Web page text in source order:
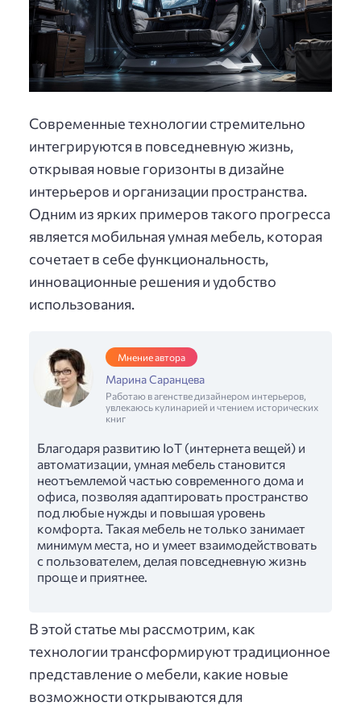
Современные технологии стремительно
интегрируются в повседневную жизнь,
открывая новые горизонты в дизайне
интерьеров и организации пространства.
Одним из ярких примеров такого прогресса
является мобильная умная мебель, которая
сочетает в себе функциональность,
инновационные решения и удобство
использования.
Мнение автора
Марина Саранцева
Работаю в агенстве дизайнером интерьеров,
увлекаюсь кулинарией и чтением исторических
книг
Благодаря развитию IoT (интернета вещей) и
автоматизации, умная мебель становится
неотъемлемой частью современного дома и
офиса, позволяя адаптировать пространство
под любые нужды и повышая уровень
комфорта. Такая мебель не только занимает
минимум места, но и умеет взаимодействовать
с пользователем, делая повседневную жизнь
проще и приятнее.
В этой статье мы рассмотрим, как
технологии трансформируют традиционное
представление о мебели, какие новые
возможности открываются для